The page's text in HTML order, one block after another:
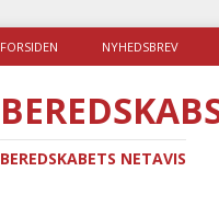
FORSIDEN NYHEDSBREV
BEREDSKABETS NETAVIS